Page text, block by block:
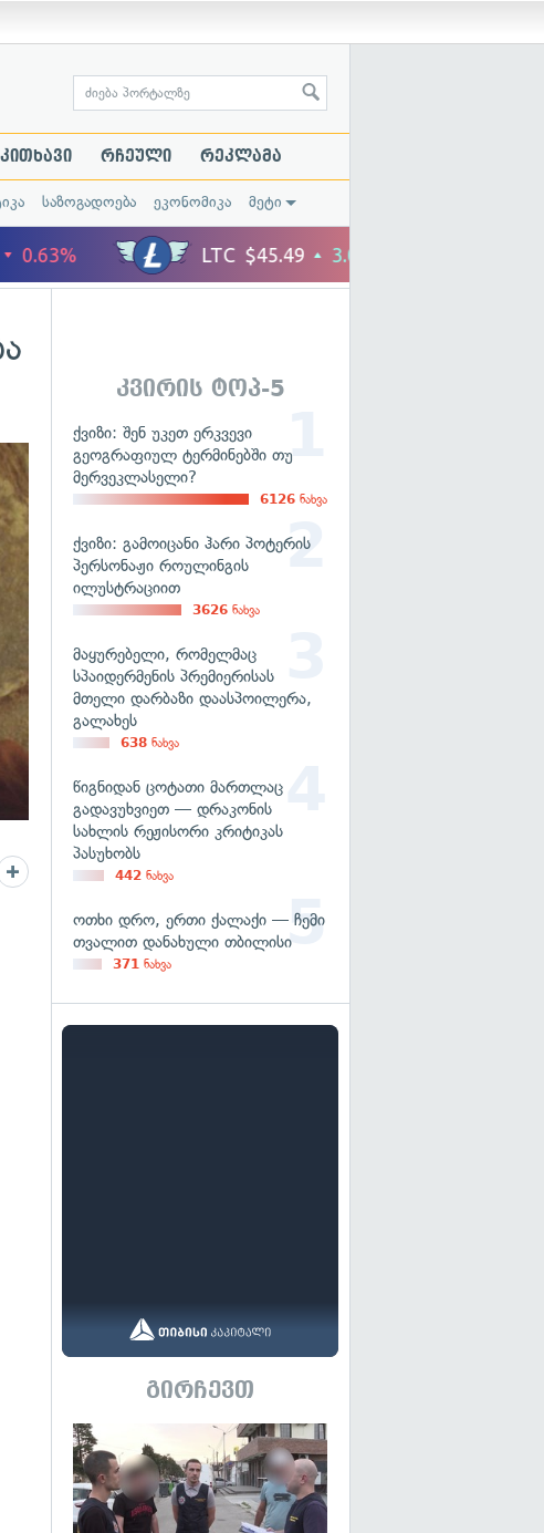
რჩეული რეკლამა
საზოგადოება ეკონომიკა მეტი
კვირის ტოპ-5
ქვიზი: შენ უკეთ ერკვევი
გეოგრაფიულ ტერმინებში თუ
მერვეკლასელი?
6126 ნახვა
ქვიზი: გამოიცანი ჰარი პოტერის
პერსონაჟი როულინგის
ილუსტრაციით
3626 ნახვა
მაყურებელი, რომელმაც
სპაიდერმენის პრემიერისას
მთელი დარბაზი დაასპოილერა,
გალახეს
638 ნახვა
წიგნიდან ცოტათი მართლაც
გადავუხვიეთ — დრაკონის
სახლის რეჟისორი კრიტიკას
პასუხობს
442 ნახვა
ოთხი დრო, ერთი ქალაქი — ჩემი
თვალით დანახული თბილისი
371 ნახვა
გირჩევთ